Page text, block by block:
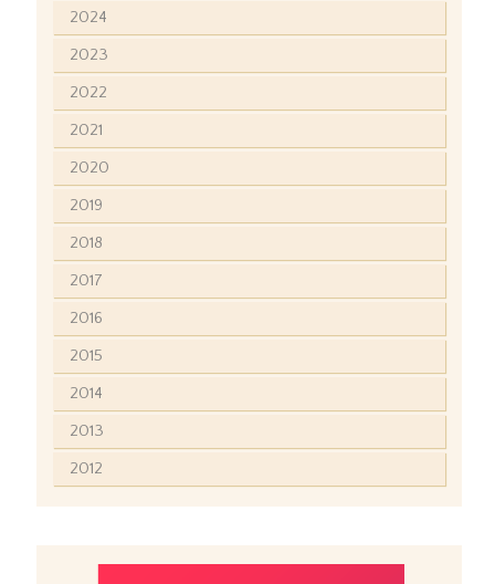
2024
2023
2022
2021
2020
2019
2018
2017
2016
2015
2014
2013
2012